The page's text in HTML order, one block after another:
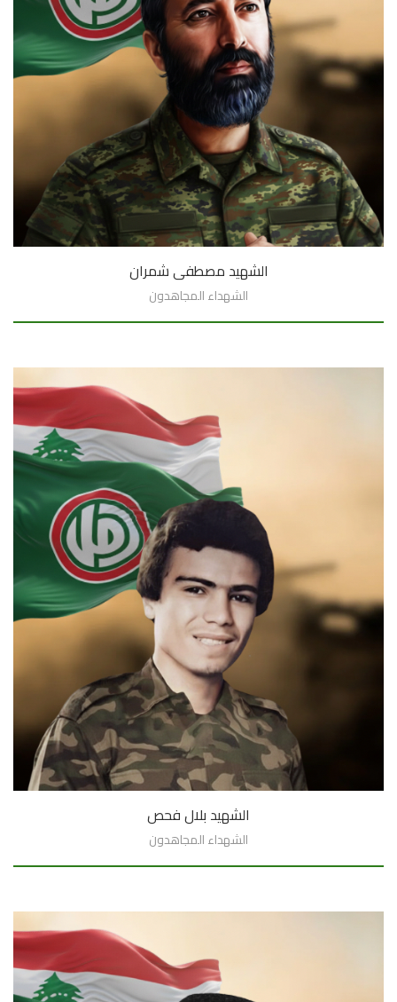
الشهيد مصطفى شمران
الشهداء المجاهدون
السيرة الذاتية
الشهيد بلال فحص
الشهداء المجاهدون
السيرة الذاتية